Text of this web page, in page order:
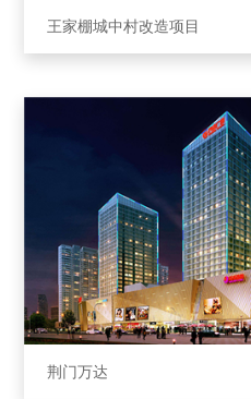
王家棚城中村改造项⽬
荆⻔万达